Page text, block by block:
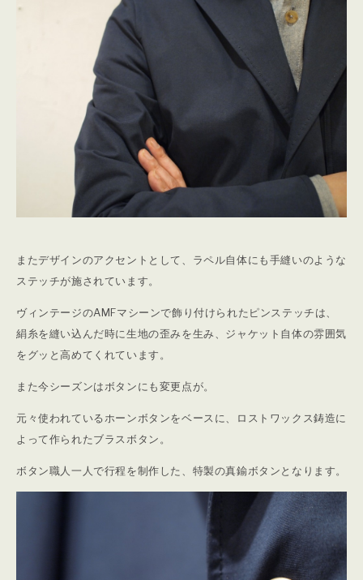
またデザインのアクセントとして、ラペル自体にも手縫いのような
ステッチが施されています。
ヴィンテージのAMFマシーンで飾り付けられたピンステッチは、
絹糸を縫い込んだ時に生地の歪みを生み、ジャケット自体の雰囲気
をグッと高めてくれています。
また今シーズンはボタンにも変更点が。
元々使われているホーンボタンをベースに、ロストワックス鋳造に
よって作られたブラスボタン。
ボタン職人一人で行程を制作した、特製の真鍮ボタンとなります。